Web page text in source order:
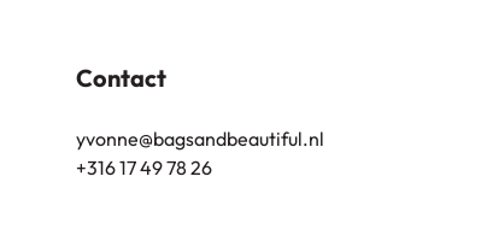
Contact
yvonne@bagsandbeautiful.nl
+316 17 49 78 26